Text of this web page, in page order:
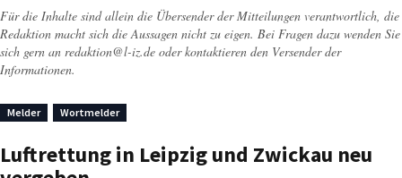
Für die Inhalte sind allein die Übersender der Mitteilungen verantwortlich, die
Redaktion macht sich die Aussagen nicht zu eigen. Bei Fragen dazu wenden Sie
sich gern an redaktion@l-iz.de oder kontaktieren den Versender der
Informationen.
Melder Wortmelder
Luftrettung in Leipzig und Zwickau neu